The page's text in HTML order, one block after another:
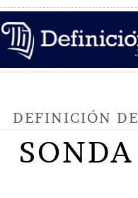
DEFINICIÓN DE
SONDA